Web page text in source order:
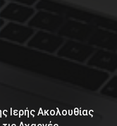
Ιερής Ακολουθίας